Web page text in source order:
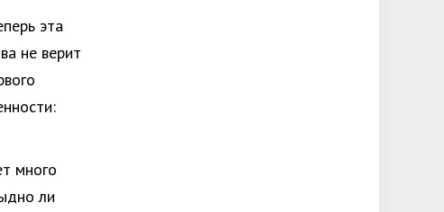
эта
не верит
много
ли